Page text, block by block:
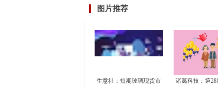
图片推荐
生意社：短期玻璃现货市
诸葛科技：第